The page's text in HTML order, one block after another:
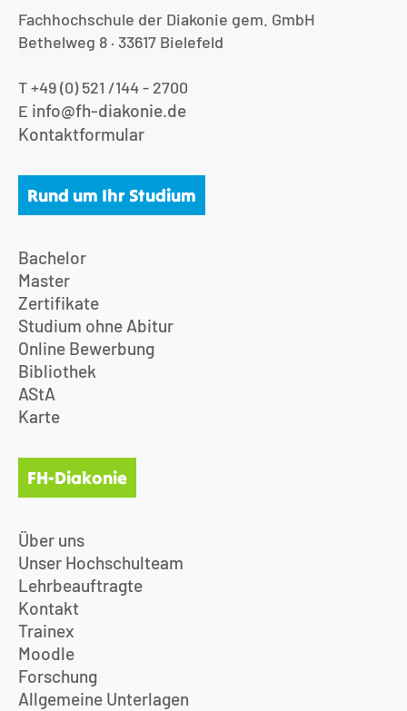
Fachhochschule der Diakonie gem. GmbH
Bethelweg 8 · 33617 Bielefeld
T +49 (0) 521 /144 - 2700
E info@fh-diakonie.de
Kontaktformular
Rund um Ihr Studium
Bachelor
Master
Zertifikate
Studium ohne Abitur
Online Bewerbung
Bibliothek
AStA
Karte
FH-Diakonie
Über uns
Unser Hochschulteam
Lehrbeauftragte
Kontakt
Trainex
Moodle
Forschung
Allgemeine Unterlagen